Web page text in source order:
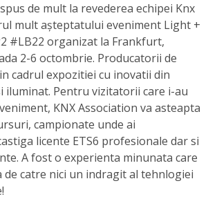
de mult la revederea echipei Knx
mult așteptatului eveniment Light +
#LB22 organizat la Frankfurt,
2-6 octombrie. Producatorii de
cadrul expozitiei cu inovatii din
iluminat. Pentru vizitatorii care i-au
KNX Association va asteapta
campionate unde ai
licente ETS6 profesionale dar si
A fost o experienta minunata care
catre nici un indragit al tehnlogiei